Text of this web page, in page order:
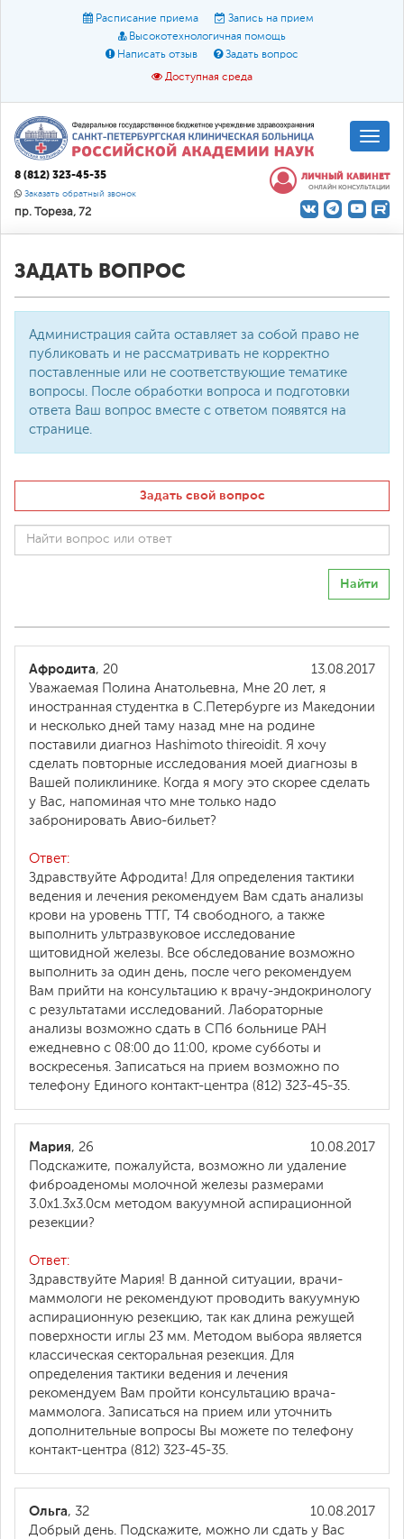
Расписание приема
Запись на прием
Высокотехнологичная помощь
Написать отзыв
Задать вопрос
Доступная среда
Размер шрифта: A A A
Цвет:
О доступной среде
8 (812) 323-45-35
Заказать обратный звонок
пр. Тореза, 72
ЛИЧНЫЙ КАБИНЕТ
ОНЛАЙН КОНСУЛЬТАЦИИ
ЗАДАТЬ ВОПРОС
Администрация сайта оставляет за собой право не
публиковать и не рассматривать не корректно
поставленные или не соответствующие тематике
вопросы. После обработки вопроса и подготовки
ответа Ваш вопрос вместе с ответом появятся на
странице.
Задать свой вопрос
Найти
13.08.2017
Афродита, 20
Уважаемая Полина Анатольевна, Мне 20 лет, я
иностранная студентка в С.Петербурге из Македонии
и несколько дней таму назад мне на родине
поставили диагноз Hashimoto thireoidit. Я хочу
сделать повторные исследования моей диагнозы в
Вашей поликлинике. Когда я могу это скорее сделать
у Вас, напоминая что мне только надо
забронировать Авио-бильет?
Ответ:
Здравствуйте Афродита! Для определения тактики
ведения и лечения рекомендуем Вам сдать анализы
крови на уровень ТТГ, Т4 свободного, а также
выполнить ультразвуковое исследование
щитовидной железы. Все обследование возможно
выполнить за один день, после чего рекомендуем
Вам прийти на консультацию к врачу-эндокринологу
с результатами исследований. Лабораторные
анализы возможно сдать в СПб больнице РАН
ежедневно с 08:00 до 11:00, кроме субботы и
воскресенья. Записаться на прием возможно по
телефону Единого контакт-центра (812) 323-45-35.
10.08.2017
Мария, 26
Подскажите, пожалуйста, возможно ли удаление
фиброаденомы молочной железы размерами
3.0х1.3х3.0см методом вакуумной аспирационной
резекции?
Ответ:
Здравствуйте Мария! В данной ситуации, врачи-
маммологи не рекомендуют проводить вакуумную
аспирационную резекцию, так как длина режущей
поверхности иглы 23 мм. Методом выбора является
классическая секторальная резекция. Для
определения тактики ведения и лечения
рекомендуем Вам пройти консультацию врача-
маммолога. Записаться на прием или уточнить
дополнительные вопросы Вы можете по телефону
контакт-центра (812) 323-45-35.
10.08.2017
Ольга, 32
Добрый день. Подскажите, можно ли сдать у Вас